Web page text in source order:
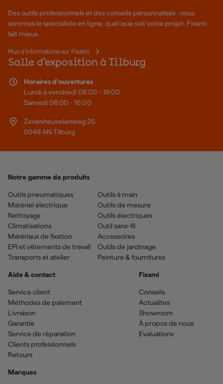
Des outils professionnels et des conseils personnalisés : nous
sommes le spécialiste en ligne, quel que soit votre projet. Fixami
fait mieux.
Plus d'informations sur Fixami
Salle d'exposition à Tilburg
Horaires d'ouvertures
Lundi à vendredi 08:00 - 18:00
Samedi 08:00 - 16:00
Zevenheuvelenweg 25
5048 AN Tilburg
Notre gamme de produits
Outils pneumatiques
Matériel électrique
Nettoyage
Climatisations
Matériaux de fixation
EPI et vêtements de travail
Transports et atelier
Outils à main
Outils de mesure
Outils électriques
Outil sans-fil
Accessoires
Outils de jardinage
Peinture & fournitures
Aide & contact
Service client
Méthodes de paiement
Livraison
Garantie
Service de réparation
Clients professionnels
Retours
Marques
Fixami
Conseils
Actualites
Showroom
À propos de nous
Evaluations